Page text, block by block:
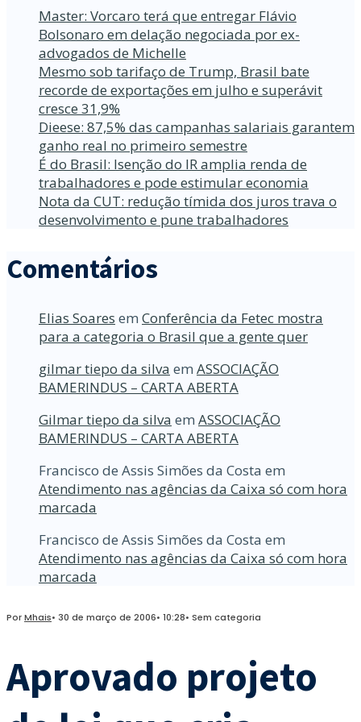
Master: Vorcaro terá que entregar Flávio
Bolsonaro em delação negociada por ex-
advogados de Michelle
Mesmo sob tarifaço de Trump, Brasil bate
recorde de exportações em julho e superávit
cresce 31,9%
Dieese: 87,5% das campanhas salariais garantem
ganho real no primeiro semestre
É do Brasil: Isenção do IR amplia renda de
trabalhadores e pode estimular economia
Nota da CUT: redução tímida dos juros trava o
desenvolvimento e pune trabalhadores
Comentários
Elias Soares em Conferência da Fetec mostra
para a categoria o Brasil que a gente quer
gilmar tiepo da silva em ASSOCIAÇÃO
BAMERINDUS – CARTA ABERTA
Gilmar tiepo da silva em ASSOCIAÇÃO
BAMERINDUS – CARTA ABERTA
Francisco de Assis Simões da Costa em
Atendimento nas agências da Caixa só com hora
marcada
Francisco de Assis Simões da Costa em
Atendimento nas agências da Caixa só com hora
marcada
PorMhais• 30 de março de 2006• 10:28• Sem categoria
Aprovado projeto